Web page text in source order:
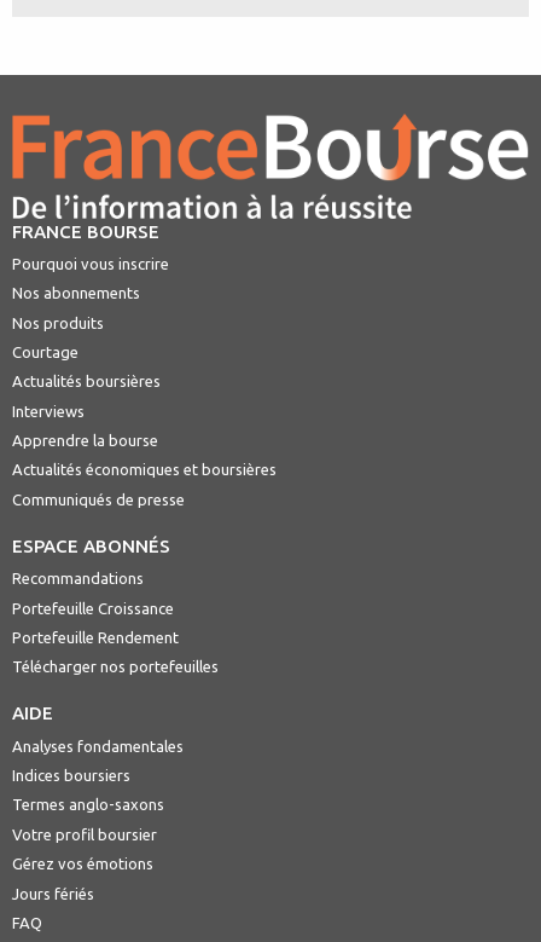
FRANCE BOURSE
Pourquoi vous inscrire
Nos abonnements
Nos produits
Courtage
Actualités boursières
Interviews
Apprendre la bourse
Actualités économiques et boursières
Communiqués de presse
ESPACE ABONNÉS
Recommandations
Portefeuille Croissance
Portefeuille Rendement
Télécharger nos portefeuilles
AIDE
Analyses fondamentales
Indices boursiers
Termes anglo-saxons
Votre profil boursier
Gérez vos émotions
Jours fériés
FAQ